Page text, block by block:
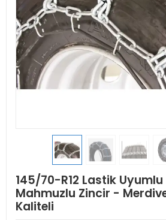
145/70-R12 Lastik
Mahmuzlu Zincir -
Kaliteli